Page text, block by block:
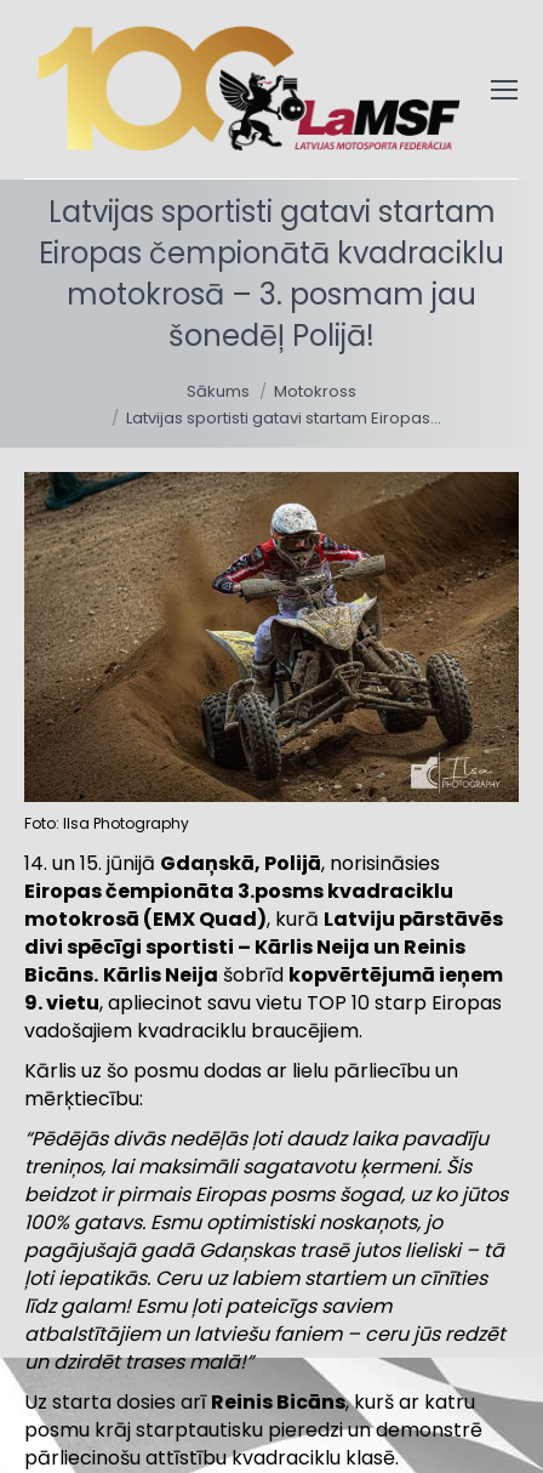
Latvijas sportisti gatavi startam
Eiropas čempionātā kvadraciklu
motokrosā – 3. posmam jau
šonedēļ Polijā!
Sākums
Motokross
Latvijas sportisti gatavi startam Eiropas…
Foto: Ilsa Photography
14. un 15. jūnijā Gdaņskā, Polijā, norisināsies
Eiropas čempionāta 3.posms kvadraciklu
motokrosā (EMX Quad), kurā Latviju pārstāvēs
divi spēcīgi sportisti – Kārlis Neija un Reinis
Bicāns. Kārlis Neija šobrīd kopvērtējumā ieņem
9. vietu, apliecinot savu vietu TOP 10 starp Eiropas
vadošajiem kvadraciklu braucējiem.
Kārlis uz šo posmu dodas ar lielu pārliecību un
mērķtiecību:
“Pēdējās divās nedēļās ļoti daudz laika pavadīju
treniņos, lai maksimāli sagatavotu ķermeni. Šis
beidzot ir pirmais Eiropas posms šogad, uz ko jūtos
100% gatavs. Esmu optimistiski noskaņots, jo
pagājušajā gadā Gdaņskas trasē jutos lieliski – tā
ļoti iepatikās. Ceru uz labiem startiem un cīnīties
līdz galam! Esmu ļoti pateicīgs saviem
atbalstītājiem un latviešu faniem – ceru jūs redzēt
un dzirdēt trases malā!”
Uz starta dosies arīReinis Bicāns, kurš ar katru
posmu krāj starptautisku pieredzi un demonstrē
pārliecinošu attīstību kvadraciklu klasē.